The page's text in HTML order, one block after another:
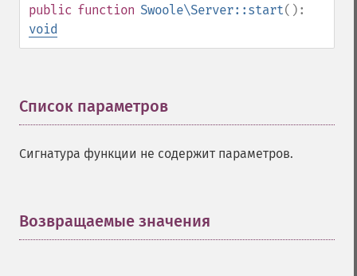
public function Swoole\Server::start():
void
Список параметров
Сигнатура функции не содержит параметров.
Возвращаемые значения